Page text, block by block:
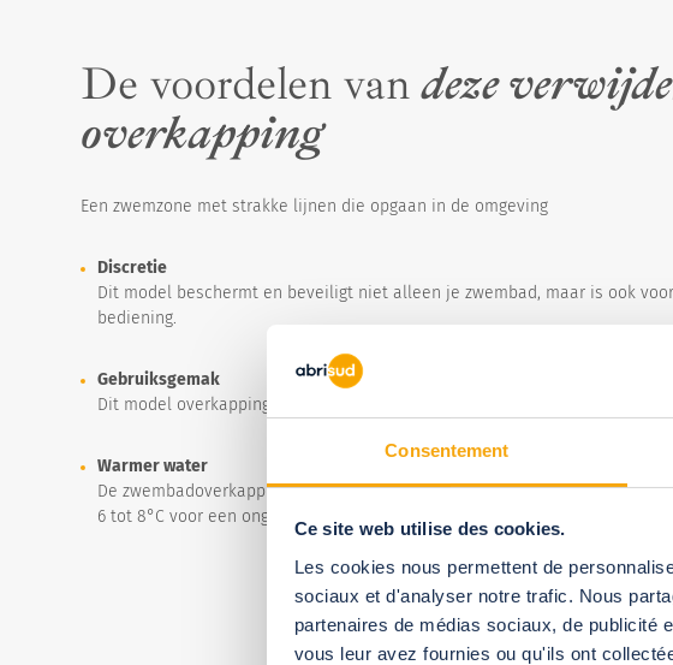
Consentement
Ce site web utilise des cookies.
Les cookies nous permettent de
sociaux et d'analyser notre trafic. Nous
partenaires de médias sociaux, de publicité
vous leur avez fournies ou qu'ils ont
De voordelen vandeze
overkapping
Een zwemzone met strakke lijnen die opgaan in de omgeving
Discretie
Dit model beschermt en beveiligt niet alleen je zwembad, maar is ook
bediening.
Gebruiksgemak
Dit model overkapping kan snel op je terras worden geïnstalleerd om je
Warmer water
De zwembadoverkapping beschermt je zwembad, vermindert de
6 tot 8°C voor een ongeëvenaard zwemcomfort.